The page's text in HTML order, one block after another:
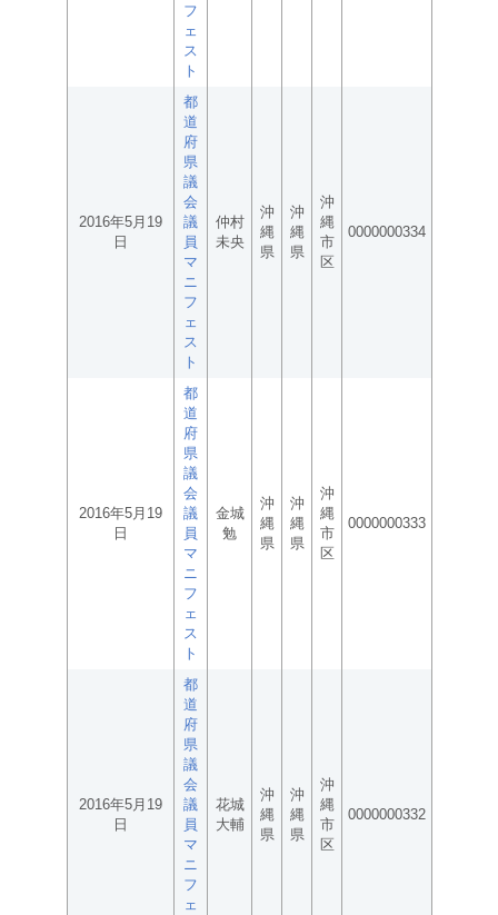
フ
ェ
ス
ト
2016年5月19
日
都
道
府
県
議
会
議
員
マ
ニ
フ
ェ
ス
ト
仲村
未央
沖
縄
県
沖
縄
県
沖
縄
市
区
0000000334
2016年5月19
日
都
道
府
県
議
会
議
員
マ
ニ
フ
ェ
ス
ト
金城
勉
沖
縄
県
沖
縄
県
沖
縄
市
区
0000000333
2016年5月19
日
都
道
府
県
議
会
議
員
マ
ニ
フ
ェ
花城
大輔
沖
縄
県
沖
縄
県
沖
縄
市
区
0000000332